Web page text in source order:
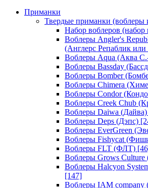
Приманки
Твердые приманки (воблеры
Набор воблеров
Воблеры Angler's
(Англерс Репаблик
Воблеры Aqua (Аква
Воблеры Bassday
Воблеры Bomber
Воблеры Chimera
Воблеры Condor
Воблеры Creek Chub
Воблеры Daiwa (Дайва)
Воблеры Deps (Дэпс)
Воблеры EverGreen
Воблеры Fishycat
Воблеры FLT (ФЛТ)
Воблеры Grows Culture
Воблеры Halcyon
[147]
Воблеры IAM